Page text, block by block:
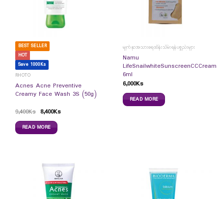
BEST SELLER
HOT
Save 1000Ks
RHOTO
Acnes Acne Preventive
Creamy Face Wash 3S (50g)
9,400Ks 8,400Ks
READ MORE
မျက်နှာအသားရေထိန်းသိမ်းရန်ပစ္စည်းများ
Namu
LifeSnailwhiteSunscreenCCCream
6ml
6,000Ks
READ MORE